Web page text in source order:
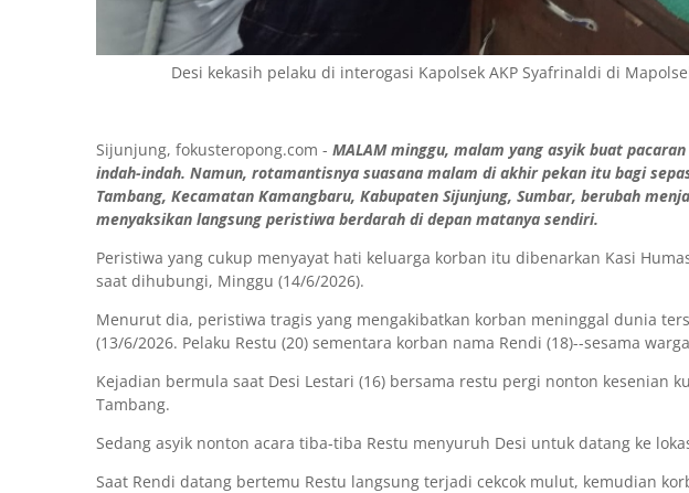
Desi kekasih pelaku di interogasi Kapolsek AKP Syafrinaldi di
Sijunjung, fokusteropong.com - MALAM minggu, malam yang asyik buat
indah-indah. Namun, rotamantisnya suasana malam di akhir pekan itu bagi
Tambang, Kecamatan Kamangbaru, Kabupaten Sijunjung, Sumbar, berubah
menyaksikan langsung peristiwa berdarah di depan matanya sendiri.
Peristiwa yang cukup menyayat hati keluarga korban itu dibenarkan Kasi
saat dihubungi, Minggu (14/6/2026).
Menurut dia, peristiwa tragis yang mengakibatkan korban meninggal dunia
(13/6/2026. Pelaku Restu (20) sementara korban nama Rendi (18)--sesama
Kejadian bermula saat Desi Lestari (16) bersama restu pergi nonton kesenian
Tambang.
Sedang asyik nonton acara tiba-tiba Restu menyuruh Desi untuk datang ke
Saat Rendi datang bertemu Restu langsung terjadi cekcok mulut, kemudian